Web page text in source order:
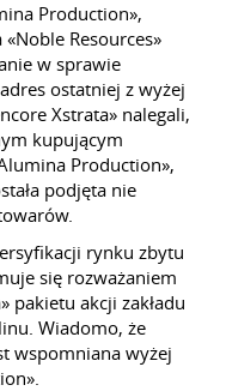
Production»,
Resources»
w sprawie
ostatniej z wyżej
Xstrata» nalegali,
kupującym
Production»,
podjęta nie
rynku zbytu
się rozważaniem
pakietu akcji zakładu
Wiadomo, że
wspomniana wyżej